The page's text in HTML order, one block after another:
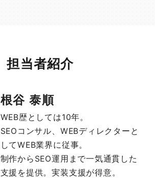
担当者紹介
根谷 泰順
WEB歴としては10年。
SEOコンサル、WEBディレクターと
してWEB業界に従事。
制作からSEO運用まで一気通貫した
支援を提供。実装支援が得意。